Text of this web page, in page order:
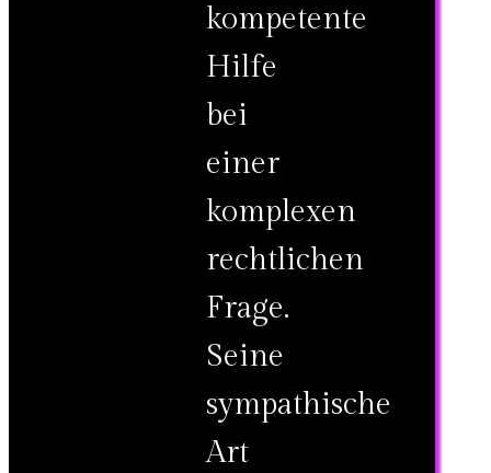
kompetente
Hilfe
bei
einer
komplexen
rechtlichen
Frage.
Seine
sympathische
Art